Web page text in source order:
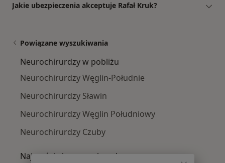
Jakie ubezpieczenia akceptuje Rafał Kruk?
Powiązane wyszukiwania
Neurochirurdzy w pobliżu
Neurochirurdzy Węglin-Południe
Neurochirurdzy Sławin
Neurochirurdzy Węglin Południowy
Neurochirurdzy Czuby
Najczęście leczone choroby